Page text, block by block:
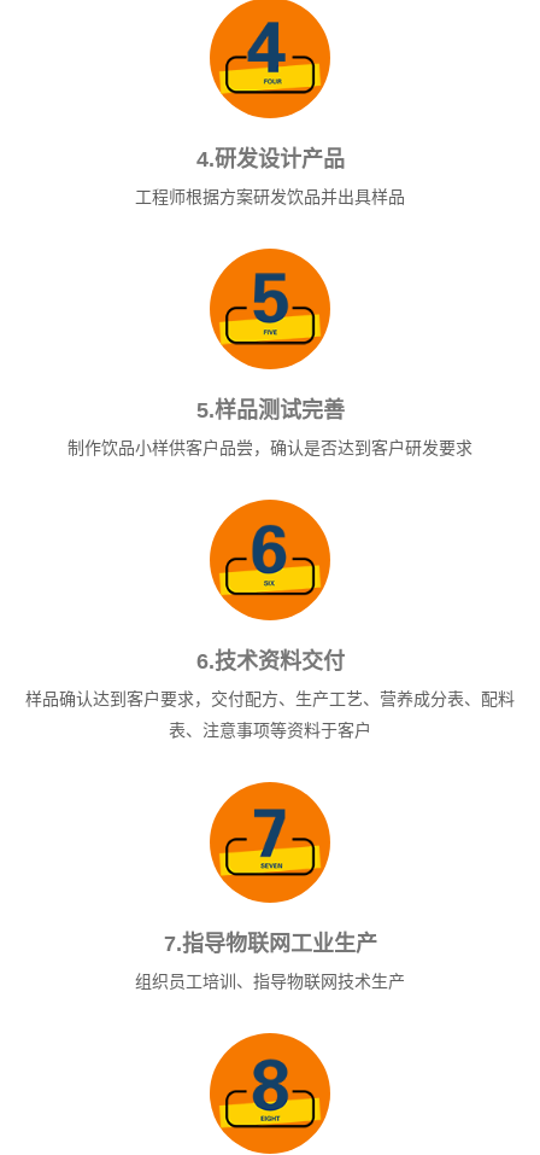
4.研发设计产品
工程师根据方案研发饮品并出具样品
5.样品测试完善
制作饮品小样供客户品尝，确认是否达到客户研发要求
6.技术资料交付
样品确认达到客户要求，交付配方、生产工艺、营养成分表、配料
表、注意事项等资料于客户
7.指导物联网工业生产
组织员工培训、指导物联网技术生产